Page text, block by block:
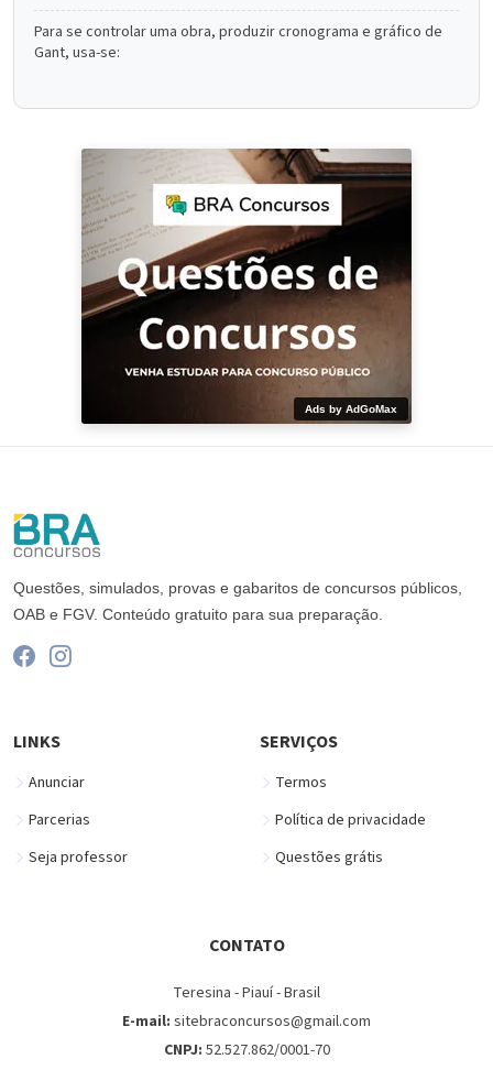
Para se controlar uma obra, produzir cronograma e gráfico de
Gant, usa-se:
Ads by AdGoMax
Questões, simulados, provas e gabaritos de concursos públicos,
OAB e FGV. Conteúdo gratuito para sua preparação.
LINKS
Anunciar
Parcerias
Seja professor
SERVIÇOS
Termos
Política de privacidade
Questões grátis
CONTATO
Teresina - Piauí - Brasil
E-mail: sitebraconcursos@gmail.com
CNPJ: 52.527.862/0001-70